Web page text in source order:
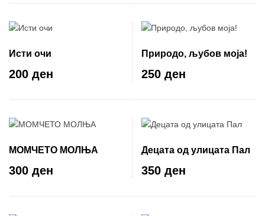
Исти очи
200 ден
Природо, љубов моја!
250 ден
МОМЧЕТО МОЛЊА
300 ден
Децата од улицата Пал
350 ден